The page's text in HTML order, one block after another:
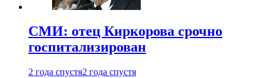
СМИ: отец Киркорова срочно
госпитализирован
2 года спустя2 года спустя